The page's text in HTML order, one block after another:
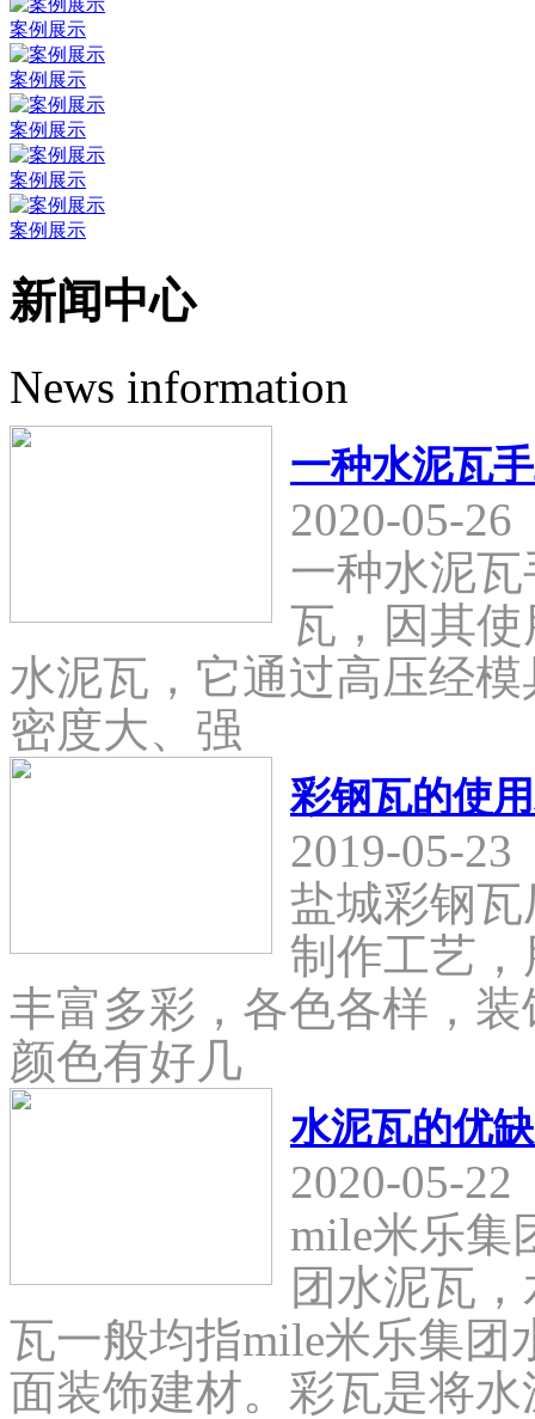
案例展示
案例展示
案例展示
案例展示
案例展示
新闻中心
News information
一种水泥瓦
2020-05-26
一种水泥
瓦，因其
水泥瓦，它通过高压经
密度大、强
彩钢瓦的使
2019-05-23
盐城彩钢
制作工艺
丰富多彩，各色各样，
颜色有好几
水泥瓦的优
2020-05-22
mile米乐集
团水泥瓦
瓦一般均指mile米乐集团
面装饰建材。彩瓦是将